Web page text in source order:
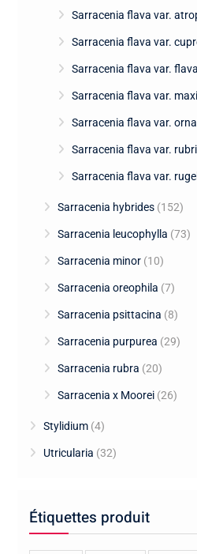
Sarracenia flava var.
Sarracenia flava var.
Sarracenia flava var. flava
Sarracenia flava var.
Sarracenia flava var.
Sarracenia flava var.
Sarracenia flava var.
Sarracenia hybrides (152)
Sarracenia leucophylla (73)
Sarracenia minor (10)
Sarracenia oreophila (7)
Sarracenia psittacina (8)
Sarracenia purpurea (29)
Sarracenia rubra (20)
Sarracenia x Moorei (26)
Stylidium (4)
Utricularia (32)
Étiquettes produit